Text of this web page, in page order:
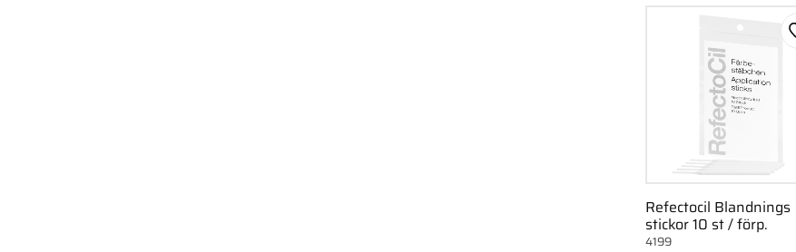
Refectocil Blandnings
stickor 10 st / förp.
4199